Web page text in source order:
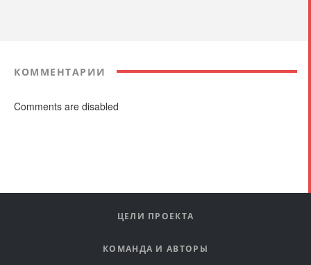
КОММЕНТАРИИ
Comments are disabled
ЦЕЛИ ПРОЕКТА
КОМАНДА И АВТОРЫ